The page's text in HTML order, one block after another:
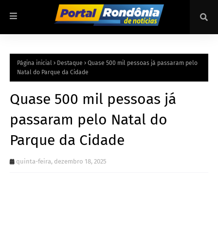
Página inicial Destaque
Quase 500 mil pessoas já passaram pelo
Natal do Parque da Cidade
Quase 500 mil pessoas já
passaram pelo Natal do
Parque da Cidade
quinta-feira, dezembro 18, 2025